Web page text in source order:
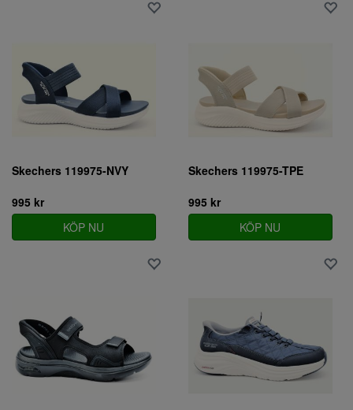
Skechers 119975-NVY
995 kr
KÖP NU
Skechers 119975-TPE
995 kr
KÖP NU